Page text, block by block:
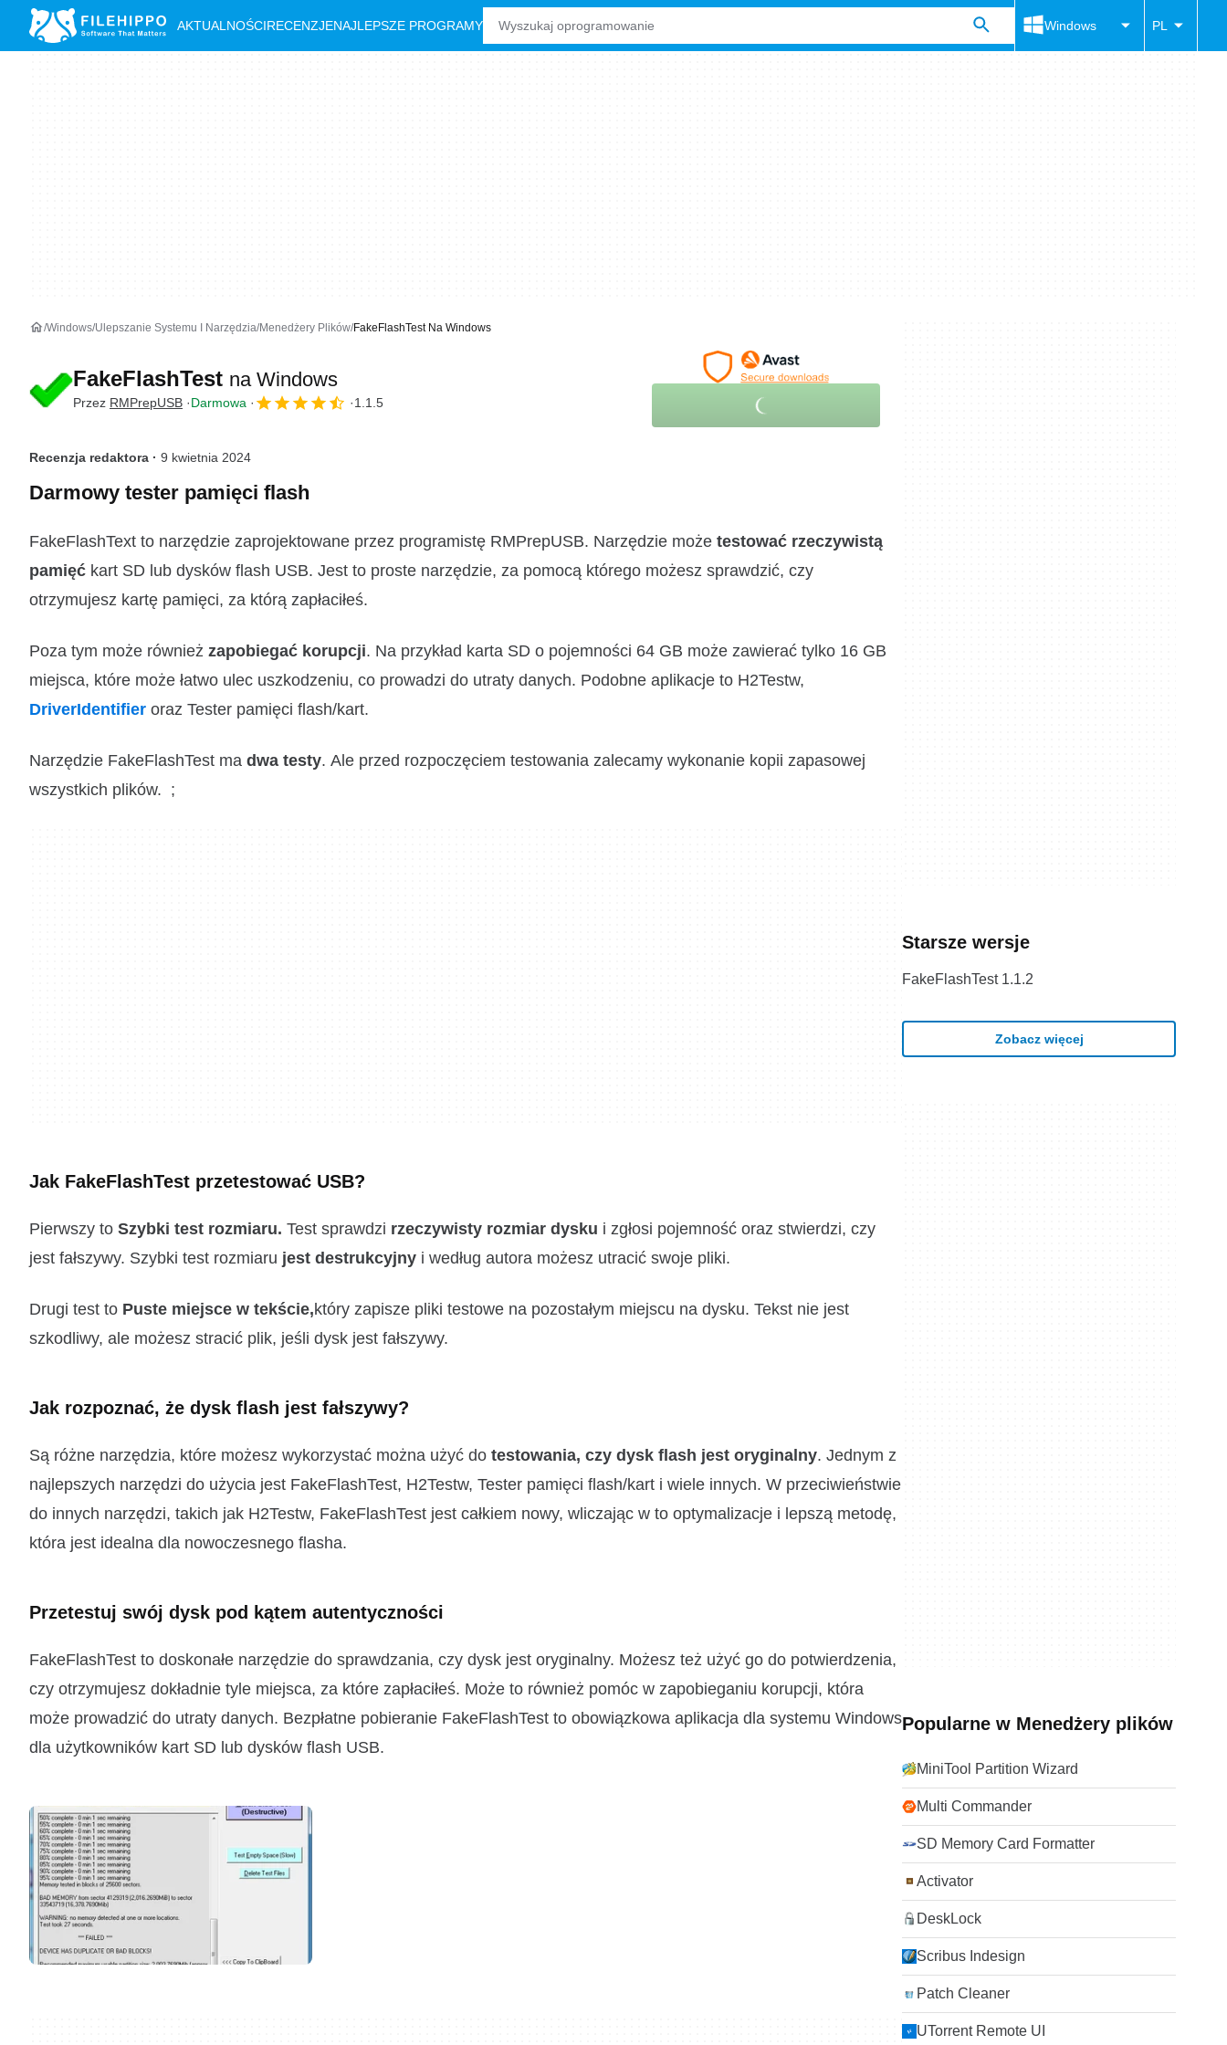
AKTUALNOŚCIRECENZJENAJLEPSZE PROGRAMY Windows PL
Windows Ulepszanie Systemu I Narzędzia Menedżery Plików FakeFlashTest Na Windows
FakeFlashTest na Windows
Przez RMPrepUSB Darmowa 1.1.5
Recenzja redaktora · 9 kwietnia 2024
Darmowy tester pamięci flash
FakeFlashText to narzędzie zaprojektowane przez programistę RMPrepUSB. Narzędzie może testować rzeczywistą
pamięć kart SD lub dysków flash USB. Jest to proste narzędzie, za pomocą którego możesz sprawdzić, czy
otrzymujesz kartę pamięci, za którą zapłaciłeś.
Poza tym może również zapobiegać korupcji. Na przykład karta SD o pojemności 64 GB może zawierać tylko 16 GB
miejsca, które może łatwo ulec uszkodzeniu, co prowadzi do utraty danych. Podobne aplikacje to H2Testw,
DriverIdentifier oraz Tester pamięci flash/kart.
Narzędzie FakeFlashTest ma dwa testy. Ale przed rozpoczęciem testowania zalecamy wykonanie kopii zapasowej
wszystkich plików. ;
Jak FakeFlashTest przetestować USB?
Pierwszy to Szybki test rozmiaru. Test sprawdzi rzeczywisty rozmiar dysku i zgłosi pojemność oraz stwierdzi, czy
jest fałszywy. Szybki test rozmiaru jest destrukcyjny i według autora możesz utracić swoje pliki.
Drugi test to Puste miejsce w tekście,który zapisze pliki testowe na pozostałym miejscu na dysku. Tekst nie jest
szkodliwy, ale możesz stracić plik, jeśli dysk jest fałszywy.
Jak rozpoznać, że dysk flash jest fałszywy?
Są różne narzędzia, które możesz wykorzystać można użyć do testowania, czy dysk flash jest oryginalny. Jednym z
najlepszych narzędzi do użycia jest FakeFlashTest, H2Testw, Tester pamięci flash/kart i wiele innych. W przeciwieństwie
do innych narzędzi, takich jak H2Testw, FakeFlashTest jest całkiem nowy, wliczając w to optymalizacje i lepszą metodę,
która jest idealna dla nowoczesnego flasha.
Przetestuj swój dysk pod kątem autentyczności
FakeFlashTest to doskonałe narzędzie do sprawdzania, czy dysk jest oryginalny. Możesz też użyć go do potwierdzenia,
czy otrzymujesz dokładnie tyle miejsca, za które zapłaciłeś. Może to również pomóc w zapobieganiu korupcji, która
może prowadzić do utraty danych. Bezpłatne pobieranie FakeFlashTest to obowiązkowa aplikacja dla systemu Windows
dla użytkowników kart SD lub dysków flash USB.
Starsze wersje
FakeFlashTest 1.1.2
Zobacz więcej
Popularne w Menedżery plików
MiniTool Partition Wizard
Multi Commander
SD Memory Card Formatter
Activator
DeskLock
Scribus Indesign
Patch Cleaner
UTorrent Remote UI